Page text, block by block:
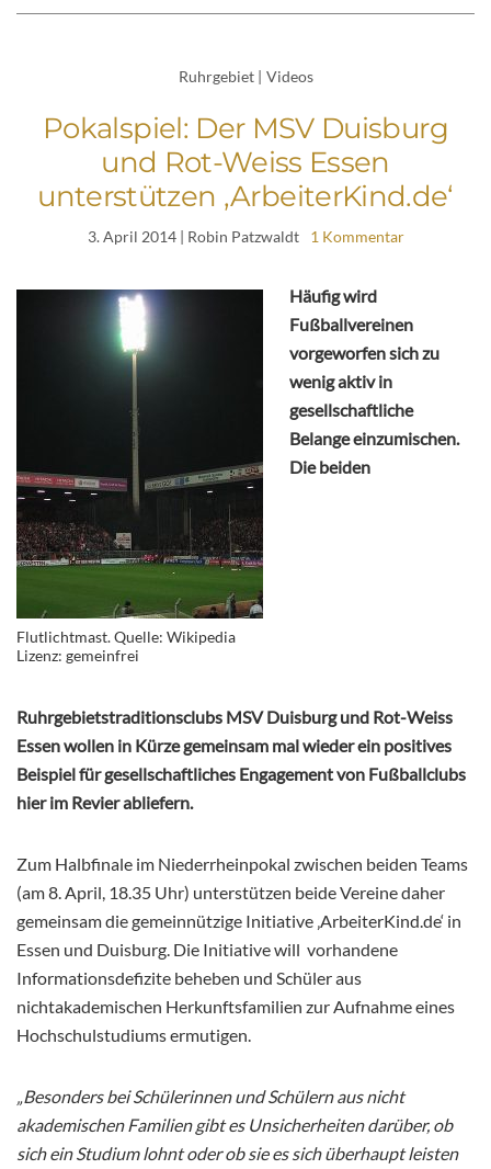
Ruhrgebiet | Videos
Pokalspiel: Der MSV Duisburg
und Rot-Weiss Essen
unterstützen ‚ArbeiterKind.de‘
3. April 2014| Robin Patzwaldt 1 Kommentar
Flutlichtmast. Quelle: Wikipedia
Lizenz: gemeinfrei
Häufig wird
Fußballvereinen
vorgeworfen sich zu
wenig aktiv in
gesellschaftliche
Belange einzumischen.
Die beiden
Ruhrgebietstraditionsclubs MSV Duisburg und Rot-Weiss
Essen wollen in Kürze gemeinsam mal wieder ein positives
Beispiel für gesellschaftliches Engagement von Fußballclubs
hier im Revier abliefern.
Zum Halbfinale im Niederrheinpokal zwischen beiden Teams
(am 8. April, 18.35 Uhr) unterstützen beide Vereine daher
gemeinsam die gemeinnützige Initiative ‚ArbeiterKind.de‘ in
Essen und Duisburg. Die Initiative will vorhandene
Informationsdefizite beheben und Schüler aus
nichtakademischen Herkunftsfamilien zur Aufnahme eines
Hochschulstudiums ermutigen.
„Besonders bei Schülerinnen und Schülern aus nicht
akademischen Familien gibt es Unsicherheiten darüber, ob
sich ein Studium lohnt oder ob sie es sich überhaupt leisten